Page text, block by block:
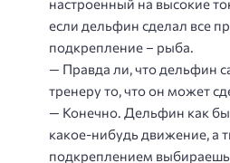
настроенный на высокие
если дельфин сделал все
подкрепление – рыба.
— Правда ли, что дельфин
тренеру то, что он может
— Конечно. Дельфин как бы
какое-нибудь движение, а
подкреплением выбираешь